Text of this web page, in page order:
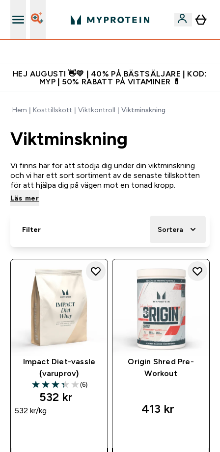
HEJ AUGUSTI 👋💛 | 40% PÅ BÄSTSÄLJARE | KOD:
MYP | 50% RABATT PÅ VITAMINER 💊
Hem Kosttillskott Viktkontroll Viktminskning
Viktminskning
Vi finns här för att stödja dig under din viktminskning
och vi har ett sort sortiment av de senaste tillskotten
för att hjälpa dig på vägen mot en tonad kropp.
Läs mer
Filter Sortera
Impact Diet-vassle
(varuprov)
3.33 out of 5 stars
(6)
532 kr‎
532 kr‎/kg
Origin Shred Pre-
Workout
413 kr‎